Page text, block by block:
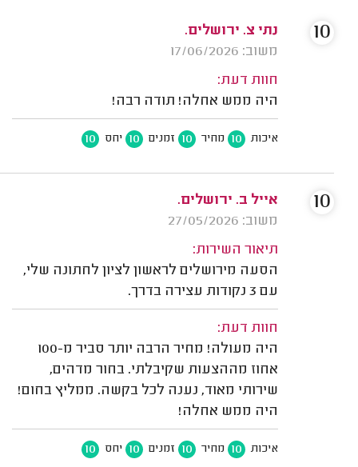
נתי צ. ירושלים.
משוב: 17/06/2026
חוות דעת:
היה ממש אחלה! תודה רבה!
איכות 10 מחיר 10 זמנים 10 יחס 10
10
אייל ב. ירושלים.
משוב: 27/05/2026
תיאור השירות:
הסעה מירושלים לראשון לציון לחתונה שלי,
עם 3 נקודות עצירה בדרך.
חוות דעת:
היה מעולה! מחיר הרבה יותר סביר מ-100
אחוז מההצעות שקיבלתי. בחור מדהים,
שירותי מאוד, נענה לכל בקשה. ממליץ בחום!
היה ממש אחלה!
איכות 10 מחיר 10 זמנים 10 יחס 10
10